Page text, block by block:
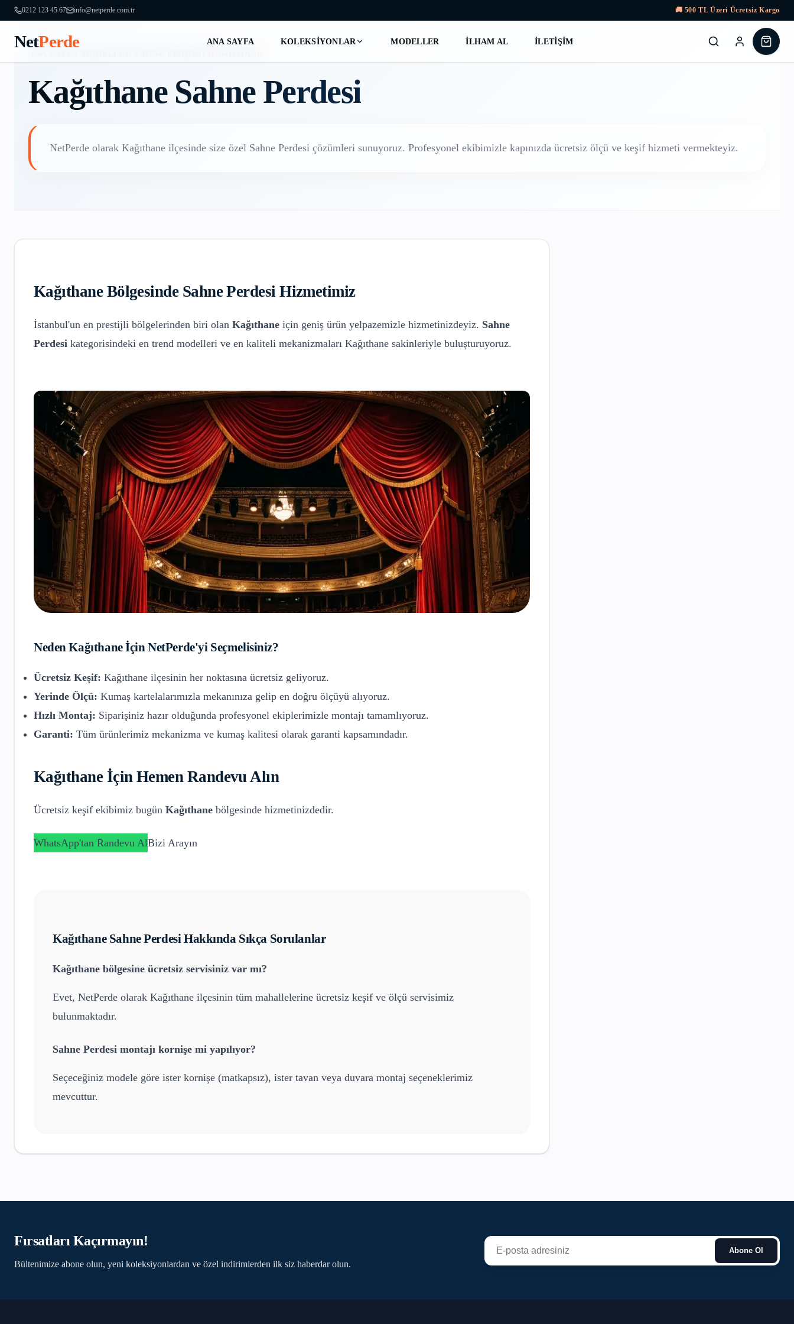
0212 123 45 67 info@netperde.com.tr 🚚 500 TL Üzeri Ücretsiz Kargo
NetPerde ANA SAYFA KOLEKSIYONLAR MODELLER İLHAM AL
İLETIŞIM
Kağıthane Sahne Perdesi
NetPerde olarak Kağıthane ilçesinde size özel Sahne Perdesi çözümleri sunuyoruz. Profesyonel ekibimizle kapınızda ücretsiz ölçü ve keşif hizmeti vermekteyiz.
KağıthaneBölgesinde Sahne PerdesiHizmetimiz
İstanbul'un en prestijli bölgelerinden biri olan Kağıthane için geniş ürün yelpazemizle hizmetinizdeyiz. Sahne
Perdesi kategorisindeki en trend modelleri ve en kaliteli mekanizmaları Kağıthane sakinleriyle buluşturuyoruz.
NedenKağıthaneİçin NetPerde'yi Seçmelisiniz?
Ücretsiz Keşif: Kağıthane ilçesinin her noktasına ücretsiz geliyoruz.
Yerinde Ölçü: Kumaş kartelalarımızla mekanınıza gelip en doğru ölçüyü alıyoruz.
Hızlı Montaj: Siparişiniz hazır olduğunda profesyonel ekiplerimizle montajı tamamlıyoruz.
Garanti: Tüm ürünlerimiz mekanizma ve kumaş kalitesi olarak garanti kapsamındadır.
Kağıthaneİçin Hemen Randevu Alın
Ücretsiz keşif ekibimiz bugün Kağıthane bölgesinde hizmetinizdedir.
WhatsApp'tan Randevu AlBizi Arayın
Kağıthane Sahne PerdesiHakkında Sıkça Sorulanlar
Kağıthane bölgesine ücretsiz servisiniz var mı?
Evet, NetPerde olarak Kağıthane ilçesinin tüm mahallelerine ücretsiz keşif ve ölçü servisimiz
bulunmaktadır.
Sahne Perdesi montajı kornişe mi yapılıyor?
Seçeceğiniz modele göre ister kornişe (matkapsız), ister tavan veya duvara montaj seçeneklerimiz
mevcuttur.
Fırsatları Kaçırmayın!
Bültenimize abone olun, yeni koleksiyonlardan ve özel indirimlerden ilk siz haberdar olun.
Abone Ol